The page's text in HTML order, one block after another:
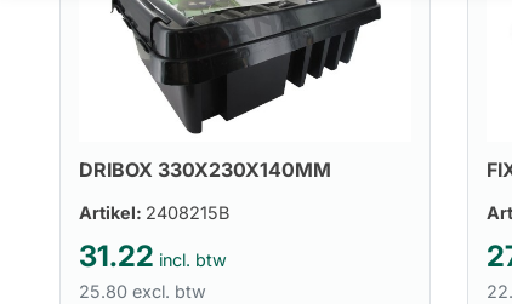
DRIBOX 330X230X140MM
Artikel: 2408215B
31.22 incl. btw
25.80 excl. btw